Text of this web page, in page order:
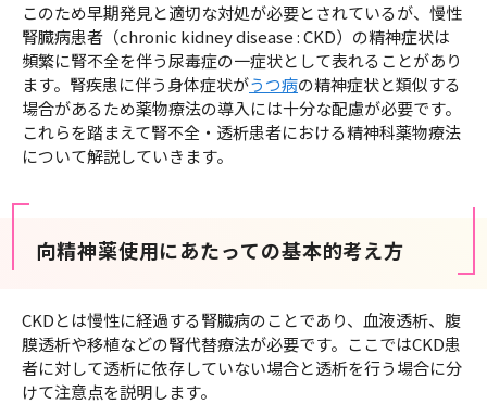
このため早期発見と適切な対処が必要とされているが、慢性
腎臓病患者（chronic kidney disease : CKD）の精神症状は
頻繁に腎不全を伴う尿毒症の一症状として表れることがあり
ます。腎疾患に伴う身体症状がうつ病の精神症状と類似する
場合があるため薬物療法の導入には十分な配慮が必要です。
これらを踏まえて腎不全・透析患者における精神科薬物療法
について解説していきます。
向精神薬使用にあたっての基本的考え方
CKDとは慢性に経過する腎臓病のことであり、血液透析、腹
膜透析や移植などの腎代替療法が必要です。ここではCKD患
者に対して透析に依存していない場合と透析を行う場合に分
けて注意点を説明します。